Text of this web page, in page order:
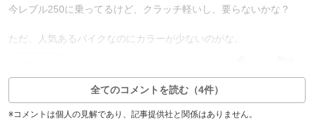
今レブル250に乗ってるけど、クラッチ軽いし、要らないかな？
ただ、人気あるバイクなのにカラーが少ないのがな。
全てのコメントを読む（4件）
※コメントは個人の見解であり、記事提供社と関係はありません。